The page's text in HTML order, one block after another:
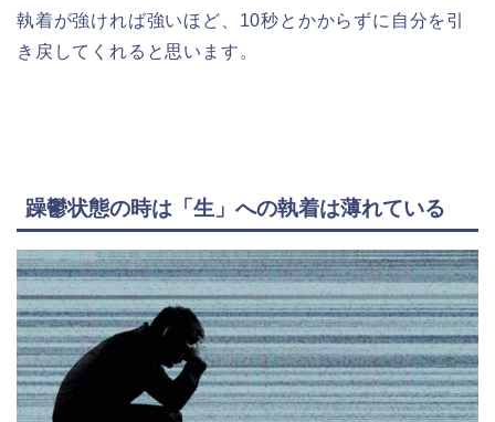
執着が強ければ強いほど、10秒とかからずに自分を引
き戻してくれると思います。
躁鬱状態の時は「生」への執着は薄れている